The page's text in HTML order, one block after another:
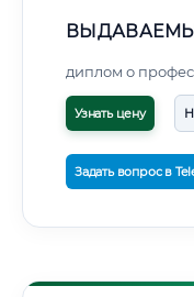
диплом о
Узнать цену
Задать вопрос в